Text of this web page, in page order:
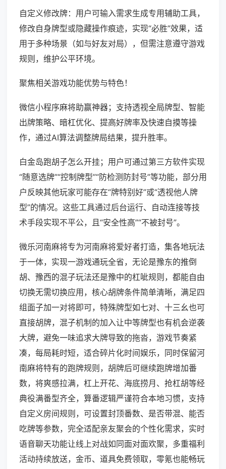
自定义修改牌：用户可输入需求生成专用辅助工具，
修改自身牌型或隐藏操作痕迹，实现“必胜”效果，适
用于多种场景（如与好友对局），但需注意遵守游戏
规则，维护公平环境。
聚焦相关游戏功能优势与特色！
微信小程序麻将助赢神器；支持透视全局牌型、智能
出牌策略、暗杠优化、提高好牌率及快速自摸等操
作，通过AI算法调整牌局结果，提升胜率。
白金岛跑胡子怎么开挂；用户可通过第三方软件实现
“随意选牌”“控制牌型”“防检测防封号”等功能，部分用
户反映其他玩家可能存在“牌特别好”或“透视他人牌
型”的情况。这些工具通过后台运行、自动连接等技
术手段实现不平公，且“安全性高”“不被封号”。
微乐河南麻将专为河南麻将爱好者打造，集各地玩法
于一体，实现一游戏通玩全省，无论是豫东的推倒
胡、豫西的混子玩法还是豫中的杠呲规则，都能自由
切换无需切换应用，核心胡牌条件简单清晰，满足四
组面子加一对将即可，特殊牌型如七对、十三幺也可
直接胡牌，混子机制的加入让中等牌型也有机会逆袭
大牌，避免一味追求大牌导致的拖沓，游戏节奏紧
凑，每局耗时短，适合碎片化时间娱乐，同时保留河
南麻将特有的跑牌规则，胡牌后可继续跑牌增加番
数，将爽感拉满，杠上开花、海底捞月、抢杠胡等经
典役满番型齐全，算番逻辑严谨符合本地习惯，支持
自定义房间规则，可设置封顶番数、是否带混、能否
吃牌等参数，完全适配亲友聚会的个性化需求，实时
语音聊天功能让线上对战如同面对面欢聚，多重福利
活动持续放送，金币、道具免费领取，零氪也能畅玩